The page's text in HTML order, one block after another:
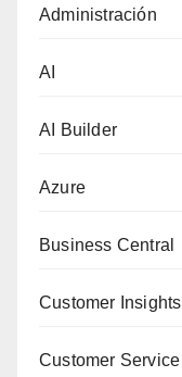
Administración
AI
AI Builder
Azure
Business Central
Customer Insights
Customer Service